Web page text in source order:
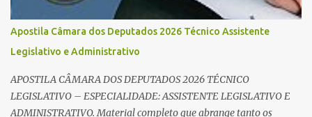
sucesso: Cronograma de estudos dinâmico; Técnica Pomodoro
para foco total; Foco em disciplinas básicas (Português, RLM e
Direito Administrativo). 🔄 2. Revisão Espaç...
Apostila Câmara dos Deputados 2026 Técnico Assistente
Legislativo e Administrativo
APOSTILA CÂMARA DOS DEPUTADOS 2026 TÉCNICO
LEGISLATIVO – ESPECIALIDADE: ASSISTENTE LEGISLATIVO E
ADMINISTRATIVO. Material completo que abrange tanto os